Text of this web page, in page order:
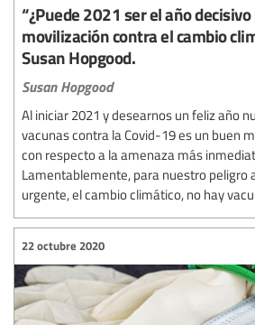
“¿Puede 2021 ser el año
movilización contra el cambio
Susan Hopgood.
Susan Hopgood
Al iniciar 2021 y desearnos un feliz año
vacunas contra la Covid-19 es un buen
con respecto a la amenaza más
Lamentablemente, para nuestro peligro
urgente, el cambio climático, no hay
22 octubre 2020